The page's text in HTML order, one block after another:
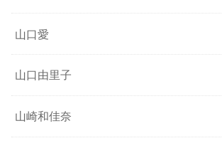
山口愛
山口由里子
山崎和佳奈